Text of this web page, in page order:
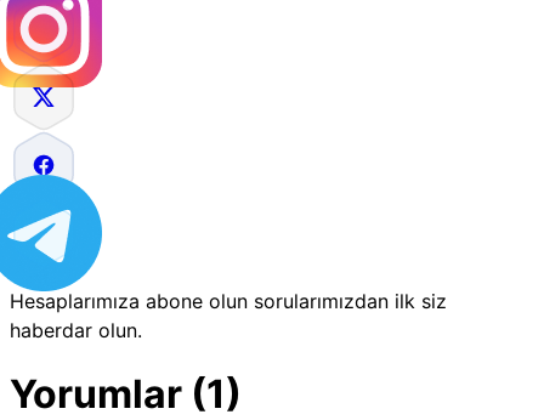
Hesaplarımıza abone olun sorularımızdan ilk siz
haberdar olun.
Yorumlar (1)